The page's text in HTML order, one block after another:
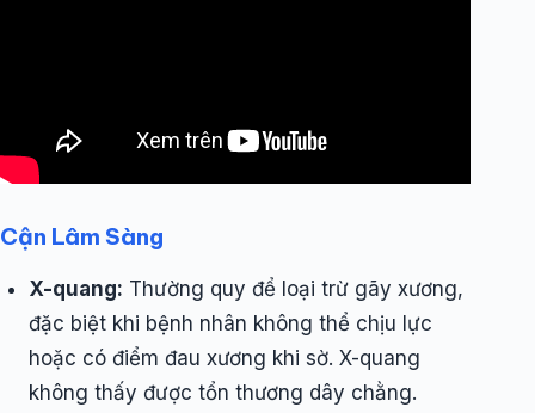
Cận Lâm Sàng
X-quang: Thường quy để loại trừ gãy xương,
đặc biệt khi bệnh nhân không thể chịu lực
hoặc có điểm đau xương khi sờ. X-quang
không thấy được tổn thương dây chằng.